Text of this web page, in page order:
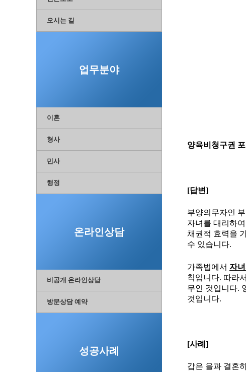
오시는 길
업무분야
이혼
형사
민사
행정
온라인상담
비공개 온라인상담
방문상담 예약
성공사례
양육비청구권
[답변]
부양의무자인
자녀를 대리하
채권적 효력을
수 있습니다.
가족법에서 자
칙입니다. 따라
무인 것입니다.
것입니다.
[사례 ]
갑은 을과 결혼